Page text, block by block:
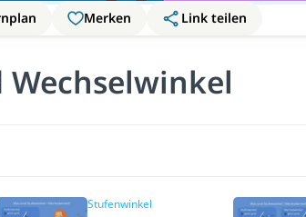
Merken
Link teilen
Stufenwinkel